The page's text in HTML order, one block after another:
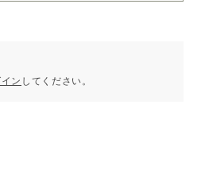
に包まれるリラックスタイムを。
ン してください。